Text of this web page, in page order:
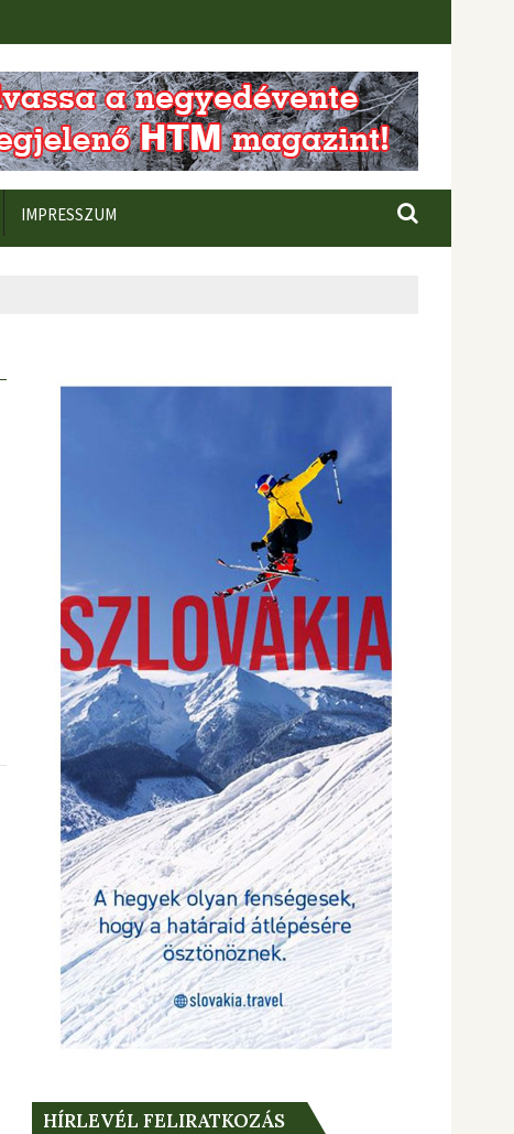
IMPRESSZUM
HÍRLEVÉL FELIRATKOZÁS